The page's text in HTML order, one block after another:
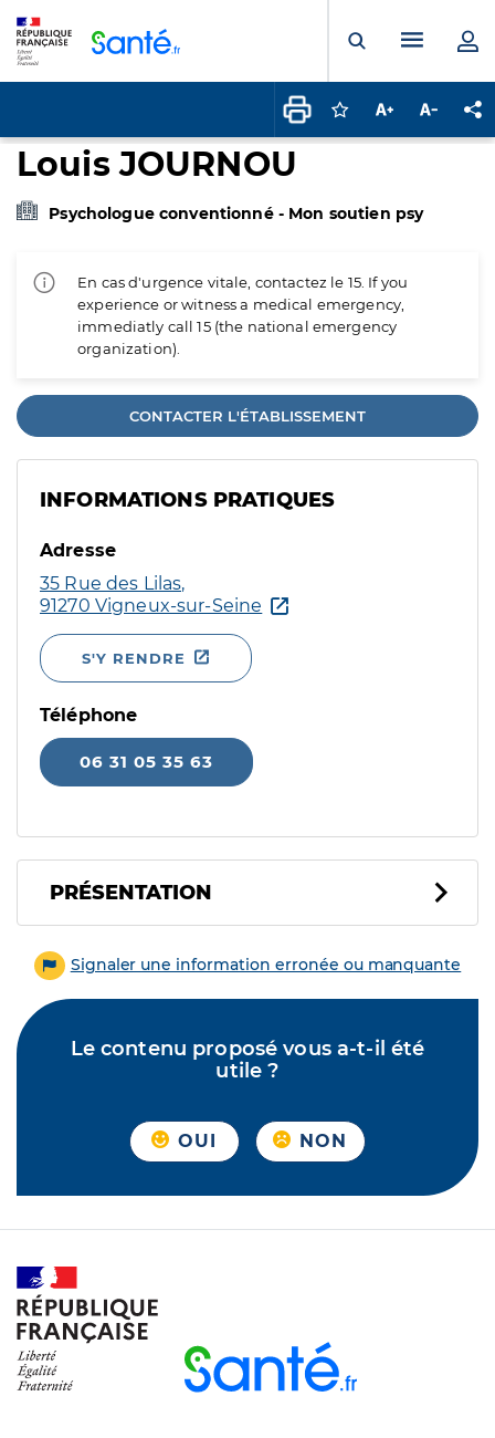
Ouvrir laMenu
Connectez-vous
Augmenter la
Louis JOURNOU
Psychologue conventionné - Mon soutien psy
En cas d'urgence vitale, contactez le 15. If you
experience or witness a medical emergency,
immediatly call 15 (the national emergency
organization).
CONTACTER L'ÉTABLISSEMENT
INFORMATIONS PRATIQUES
Adresse
35 Rue des Lilas,
91270 Vigneux-sur-Seine
S'Y RENDRE
Téléphone
06 31 05 35 63
PRÉSENTATION
Signaler une information erronée ou manquante
Le contenu proposé vous a-t-il été
utile ?
OUI NON